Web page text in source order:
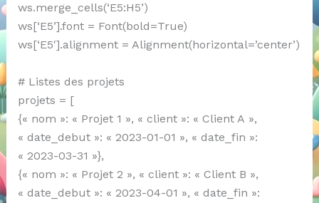
ws.merge_cells(‘E5:H5’)
ws[‘E5’].font = Font(bold=True)
ws[‘E5′].alignment = Alignment(horizontal=’center’)
# Listes des projets
projets = [
{« nom »: « Projet 1 », « client »: « Client A »,
« date_debut »: « 2023-01-01 », « date_fin »:
« 2023-03-31 »},
{« nom »: « Projet 2 », « client »: « Client B »,
« date_debut »: « 2023-04-01 », « date_fin »: